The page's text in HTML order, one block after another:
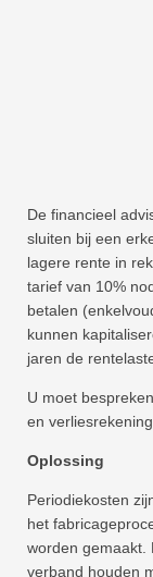
De financieel
sluiten bij een
lagere rente in
tarief van 10%
betalen
kunnen
jaren de
U moet
en
Oplossing
Periodiekosten
het
worden gemaakt.
verband houden